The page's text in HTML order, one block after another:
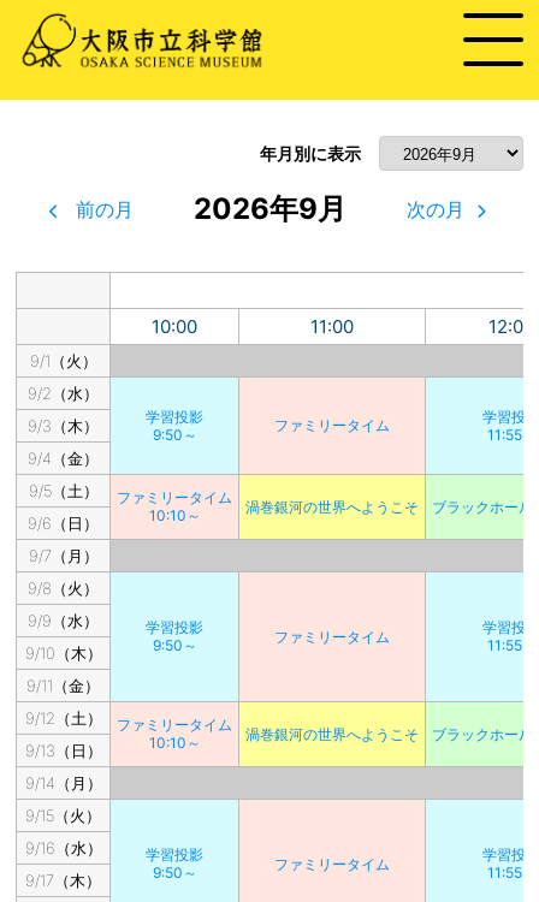
年月別に表示
前の月 2026年9月 次の月
10:00 11:00 12:00
9/1（火）
9/2（水）
学習投影
9:50～
ファミリータイム
学習投
11:55～
9/3（木）
9/4（金）
9/5（土）
ファミリータイム
10:10～
渦巻銀河の世界へようこそ ブラックホール
9/6（日）
9/7（月）
9/8（火）
学習投影
9:50～
ファミリータイム
学習投
11:55～
9/9（水）
9/10（木）
9/11（金）
9/12（土）
ファミリータイム
10:10～
渦巻銀河の世界へようこそ ブラックホール
9/13（日）
9/14（月）
9/15（火）
学習投影
9:50～
ファミリータイム
学習投
11:55～
9/16（水）
9/17（木）